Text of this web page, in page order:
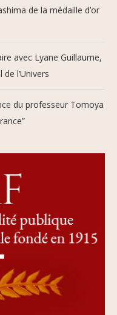
de la médaille d’or
avec Lyane Guillaume,
l’Univers
du professeur Tomoya